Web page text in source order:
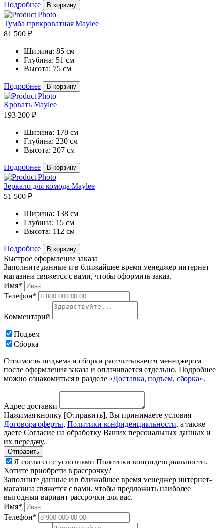
Подробнее В корзину
Тумба прикроватная Maylee
81 500 ₽
Ширина: 85 см
Глубина: 51 см
Высота: 75 см
Подробнее В корзину
Кровать Maylee
193 200 ₽
Ширина: 178 см
Глубина: 230 см
Высота: 207 см
Подробнее В корзину
Зеркало для комода Maylee
51 500 ₽
Ширина: 138 см
Глубина: 15 см
Высота: 112 см
Подробнее В корзину
Быстрое оформление заказа
Заполните данные и в ближайшее время менеджер интернет
магазина свяжется с вами, чтобы оформить заказ.
Имя*
Телефон*
Комментарий
Подъем
Сборка
Стоимость подъема и сборки рассчитывается менеджером
после оформления заказа и оплачивается отдельно. Подробнее
можно ознакомиться в разделе «Доставка, подъем, сборка».
Адрес доставки
Нажимая кнопку [Отправить], Вы принимаете условия
Договора оферты, Политики конфиденциальности, а также
даете Согласие на обработку Ваших персональных данных и
их передачу.
Я согласен с условиями Политики конфиденциальности.
Хотите приобрети в рассрочку?
Заполните данные и в ближайшее время менеджер интернет-
магазина свяжется с вами, чтобы предложить наиболее
выгодный вариант рассрочки для вас.
Имя*
Телефон*